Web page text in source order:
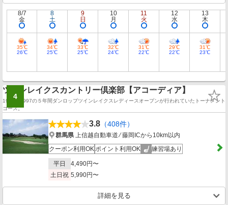
8/7
金
35℃
26℃
8
土
34℃
25℃
9
日
33℃
25℃
10
月
32℃
24℃
11
火
31℃
22℃
12
水
29℃
22℃
13
木
31℃
23℃
4
ツインレイクスカントリー倶楽部【アコーディア】
1993～1997の５年間ダンロップツインレイクスレディースオープンが行われていたトーナメント
コース。
3.8 （408件）
群馬県上信越自動車道 ⁄ 藤岡ICから10km以内
クーポン利用OKポイント利用OK 練習場あり
平日
4,490円〜
土日祝 5,990円〜
詳細を見る